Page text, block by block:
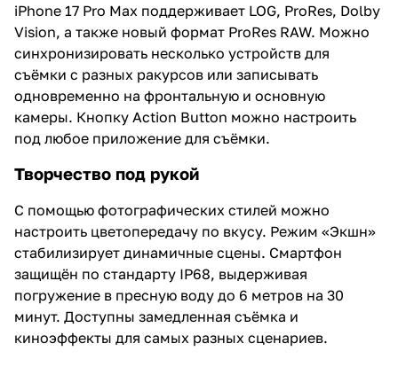
iPhone 17 Pro Max поддерживает LOG, ProRes, Dolby
Vision, а также новый формат ProRes RAW. Можно
синхронизировать несколько устройств для
съёмки с разных ракурсов или записывать
одновременно на фронтальную и основную
камеры. Кнопку Action Button можно настроить
под любое приложение для съёмки.
Творчество под рукой
С помощью фотографических стилей можно
настроить цветопередачу по вкусу. Режим «Экшн»
стабилизирует динамичные сцены. Смартфон
защищён по стандарту IP68, выдерживая
погружение в пресную воду до 6 метров на 30
минут. Доступны замедленная съёмка и
киноэффекты для самых разных сценариев.